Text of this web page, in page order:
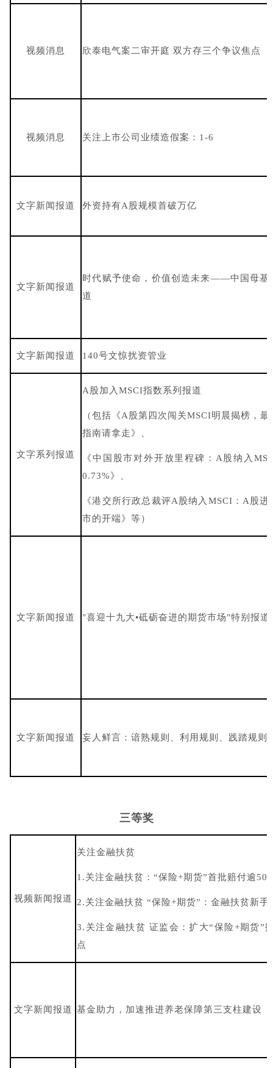
视频消息 欣泰电气案二审开庭 双方存三个争议焦点
视频消息 关注上市公司业绩造假案：1-6
文字新闻报道 外资持有A股规模首破万亿
文字新闻报道
时代赋予使命，价值创造未来——中国母基
道
文字新闻报道 140号文惊扰资管业
文字系列报道
A股加入MSCI指数系列报道
（包括《A股第四次闯关MSCI明晨揭榜，
指南请拿走》、
《中国股市对外开放里程碑：A股纳入
0.73%》、
《港交所行政总裁评A股纳入MSCI：A股进
市的开端》等）
文字新闻报道 "喜迎十九大•砥砺奋进的期货市场"特别报道
文字新闻报道 妄人鲜言：谙熟规则、利用规则、践踏规则
三等奖
视频新闻报道
关注金融扶贫
1.关注金融扶贫：“保险+期货”首批赔付逾
2.关注金融扶贫 “保险+期货”：金融扶贫新手
3.关注金融扶贫 证监会：扩大“保险+期货”
点
文字新闻报道 基金助力，加速推进养老保障第三支柱建设